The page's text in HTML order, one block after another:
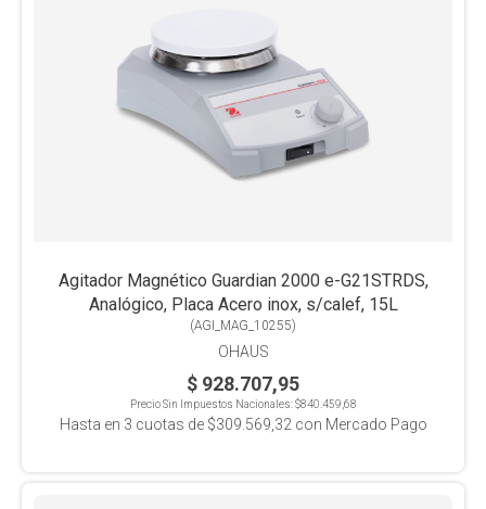
Agitador Magnético Guardian 2000 e-G21STRDS,
Analógico, Placa Acero inox, s/calef, 15L
(AGI_MAG_10255)
OHAUS
$ 928.707,95
Precio Sin Impuestos Nacionales:$840.459,68
Hasta en 3 cuotas de $309.569,32con Mercado Pago